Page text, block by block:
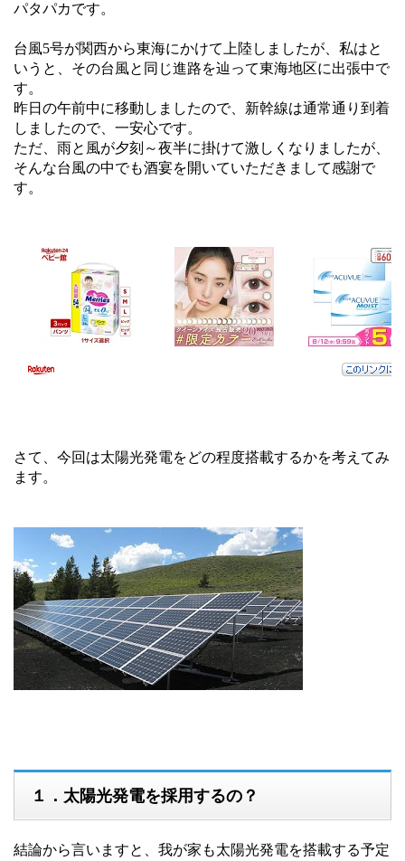
パタパカです。
台風5号が関西から東海にかけて上陸しましたが、私はと
いうと、その台風と同じ進路を辿って東海地区に出張中で
す。
昨日の午前中に移動しましたので、新幹線は通常通り到着
しましたので、一安心です。
ただ、雨と風が夕刻～夜半に掛けて激しくなりましたが、
そんな台風の中でも酒宴を開いていただきまして感謝で
す。
さて、今回は太陽光発電をどの程度搭載するかを考えてみ
ます。
１．太陽光発電を採用するの？
結論から言いますと、我が家も太陽光発電を搭載する予定